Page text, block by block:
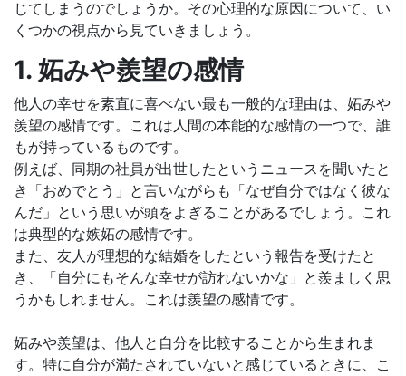
じてしまうのでしょうか。その心理的な原因について、い
くつかの視点から見ていきましょう。
1. 妬みや羨望の感情
他人の幸せを素直に喜べない最も一般的な理由は、妬みや
羨望の感情です。これは人間の本能的な感情の一つで、誰
もが持っているものです。
例えば、同期の社員が出世したというニュースを聞いたと
き「おめでとう」と言いながらも「なぜ自分ではなく彼な
んだ」という思いが頭をよぎることがあるでしょう。これ
は典型的な嫉妬の感情です。
また、友人が理想的な結婚をしたという報告を受けたと
き、「自分にもそんな幸せが訪れないかな」と羨ましく思
うかもしれません。これは羨望の感情です。
妬みや羨望は、他人と自分を比較することから生まれま
す。特に自分が満たされていないと感じているときに、こ